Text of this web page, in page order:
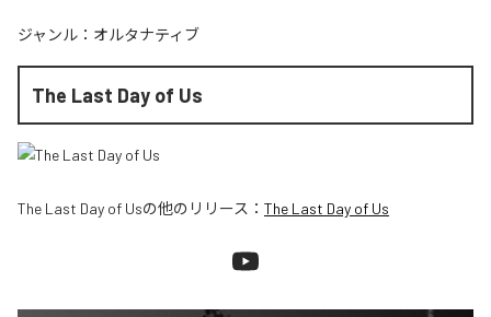
ジャンル： オルタナティブ
The Last Day of Us
The Last Day of Usの他のリリース： The Last Day of Us